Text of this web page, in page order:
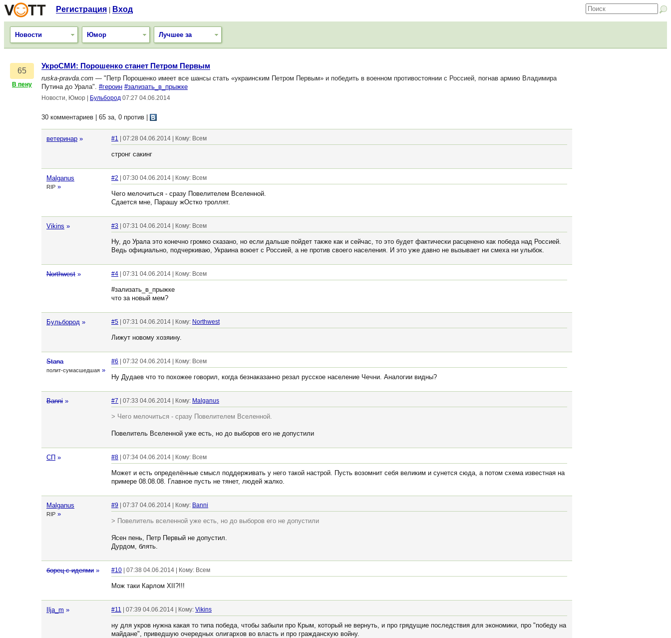
Регистрация Вход
Новости Юмор Лучшее за
65
В пену
УкроСМИ: Порошенко станет Петром Первым
ruska-pravda.com — "Петр Порошенко имеет все шансы стать «украинским Петром Первым» и победить в военном противостоянии с Россией, погнав армию Владимира
Путина до Урала". #героин #зализать_в_прыжке
Новости, Юмор Бульбород 07:27 04.06.2014
30 комментариев | 65 за, 0 против
ветеринар » #1 | 07:28 04.06.2014 | Кому: Всем
стронг сакинг
Malganus
RIP »
#2 | 07:30 04.06.2014 | Кому: Всем
Чего мелочиться - сразу Повелителем Вселенной.
Сдается мне, Парашу жОстко троллят.
Vikins » #3 | 07:31 04.06.2014 | Кому: Всем
Ну, до Урала это конечно громко сказано, но если дальше пойдет также как и сейчас, то это будет фактически расценено как победа над Россией.
Ведь официально, подчеркиваю, Украина воюет с Россией, а не против своего населения. И это уже давно не вызывает ни смеха ни улыбок.
Northwest » #4 | 07:31 04.06.2014 | Кому: Всем
#зализать_в_прыжке
что за новый мем?
Бульбород » #5 | 07:31 04.06.2014 | Кому: Northwest
Лижут новому хозяину.
Stana
полит-сумасшедшая »
#6 | 07:32 04.06.2014 | Кому: Всем
Ну Дудаев что то похожее говорил, когда безнаказанно резал русское население Чечни. Аналогии видны?
Banni » #7 | 07:33 04.06.2014 | Кому: Malganus
> Чего мелочиться - сразу Повелителем Вселенной.
Повелитель Вселенной уже есть, но до выборов его не допустили
СП » #8 | 07:34 04.06.2014 | Кому: Всем
Может и есть определённые смысл поддерживать у него такой настрой. Пусть возомнит себя великим и сунется сюда, а потом схема известная на
примере 08.08.08. Главное пусть не тянет, людей жалко.
Malganus
RIP »
#9 | 07:37 04.06.2014 | Кому: Banni
> Повелитель вселенной уже есть, но до выборов его не допустили
Ясен пень, Петр Первый не допустил.
Дурдом, блять.
борец с идеями » #10 | 07:38 04.06.2014 | Кому: Всем
Мож таки Карлом ХII?!!!
Ilja_m » #11 | 07:39 04.06.2014 | Кому: Vikins
ну для укров нужна какая то типа победа, чтобы забыли про Крым, который не вернуть, и про грядущие последствия для экономики, про "победу на
майдане", приведшую очередных олигархов во власть и про гражданскую войну.